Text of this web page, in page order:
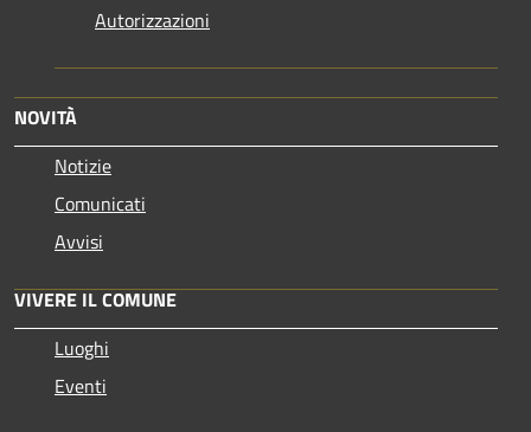
Autorizzazioni
NOVITÀ
Notizie
Comunicati
Avvisi
VIVERE IL COMUNE
Luoghi
Eventi